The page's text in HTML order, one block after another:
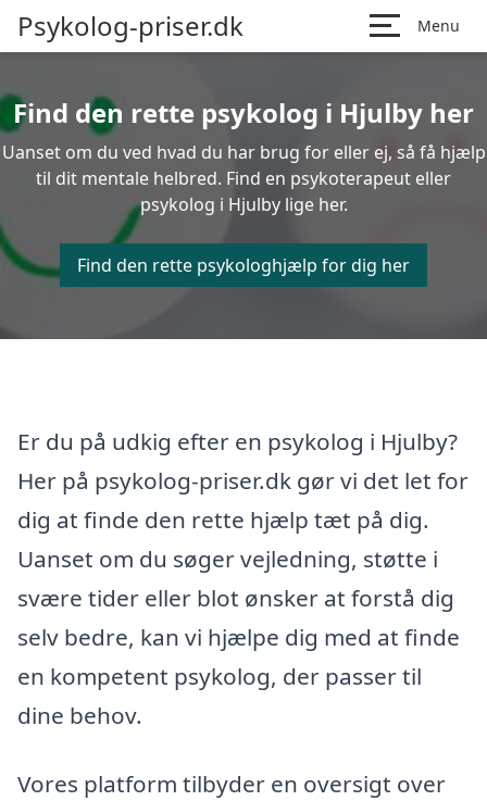
Psykolog-priser.dk Menu
Find den rette psykolog i Hjulby her
Uanset om du ved hvad du har brug for eller ej, så få hjælp
til dit mentale helbred. Find en psykoterapeut eller
psykolog i Hjulby lige her.
Find den rette psykologhjælp for dig her
Er du på udkig efter en psykolog i Hjulby?
Her på psykolog-priser.dk gør vi det let for
dig at finde den rette hjælp tæt på dig.
Uanset om du søger vejledning, støtte i
svære tider eller blot ønsker at forstå dig
selv bedre, kan vi hjælpe dig med at finde
en kompetent psykolog, der passer til
dine behov.
Vores platform tilbyder en oversigt over